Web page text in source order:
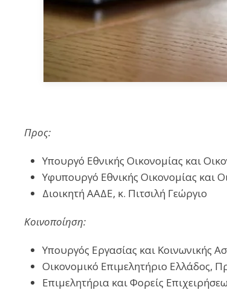
Προς:
Υπουργό Εθνικής Οικονομίας και
Υφυπουργό Εθνικής Οικονομίας και
Διοικητή ΑΑΔΕ, κ. Πιτσιλή Γεώργιο
Κοινοποίηση:
Υπουργός Εργασίας και Κοινωνικής
Οικονομικό Επιμελητήριο Ελλάδος,
Επιμελητήρια και Φορείς